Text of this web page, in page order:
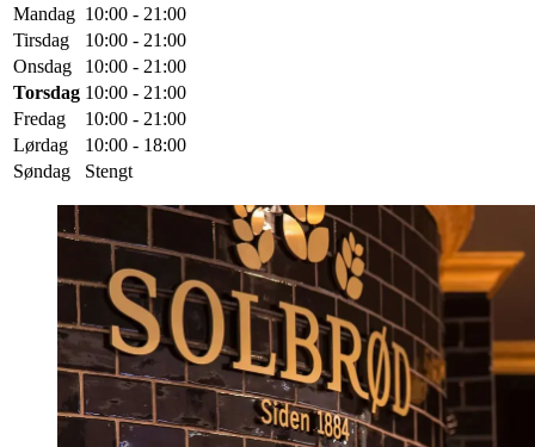
Mandag 10:00 - 21:00
Tirsdag
10:00 - 21:00
Onsdag
10:00 - 21:00
Torsdag 10:00 - 21:00
Fredag
10:00 - 21:00
Lørdag
10:00 - 18:00
Søndag
Stengt